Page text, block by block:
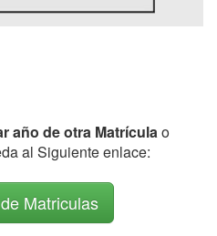
año de otra Matrículao
al Siguiente enlace:
Matriculas